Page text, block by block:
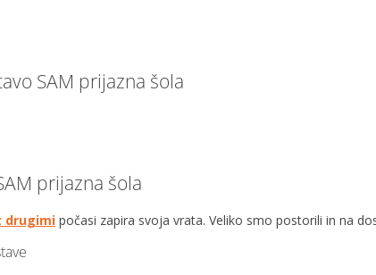
SAM prijazna šola
prijazna šola
drugimi počasi zapira svoja vrata. Veliko smo postorili in na